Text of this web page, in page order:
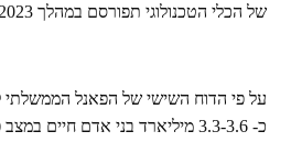
של הכלי הטכנולוגי תפורסם במהלך 2023.
על פי הדוח השישי של הפאנל הממשלתי
כ- 3.3-3.6 מיליארד בני אדם חיים